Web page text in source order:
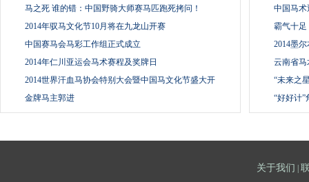
马之死 谁的错：中国野骑大师赛马匹跑死拷问！
2014年驭马文化节10月将在九龙山开赛
中国赛马会马彩工作组正式成立
2014年仁川亚运会马术赛程及奖牌日
2014世界汗血马协会特别大会暨中国马文化节盛大开
金牌马主郭进
中国马术
霸气十足
2014墨
云南省马
“未来之
“好好计
关于我们